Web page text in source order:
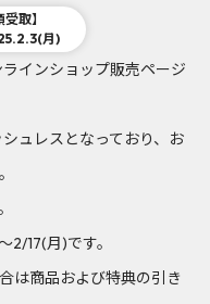
取】
月)
インショップ販売ページ
ュレスとなっており、お
17(月)です。
は商品および特典の引き